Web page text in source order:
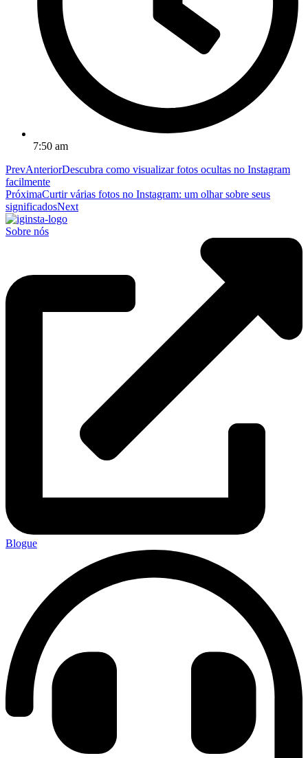
7:50 am
PrevAnteriorDescubra como visualizar fotos ocultas no Instagram
facilmente
PróximaCurtir várias fotos no Instagram: um olhar sobre seus
significadosNext
Sobre nós
Blogue